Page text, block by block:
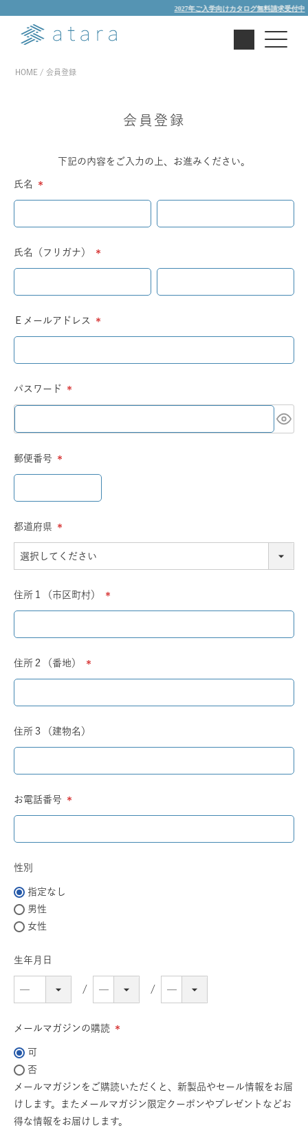
2027年ご入学向けカタログ無料請求受付中
HOME 会員登録
会員登録
下記の内容をご入力の上、お進みください。
氏名
(必
氏名（フリガナ）
(必
Ｅメールアドレス
(必
パスワード
(必
郵便番号
(必
都道府県
(必
須)
住所１（市区町村）
(必
住所２（番地）
(必
住所３（建物名）
お電話番号
(必
性別
指定なし
男性
女性
生年月日
メールマガジンの購読
可
否
メールマガジンをご購読いただくと、新製品やセール情報をお届
けします。またメールマガジン限定クーポンやプレゼントなどお
得な情報をお届けします。